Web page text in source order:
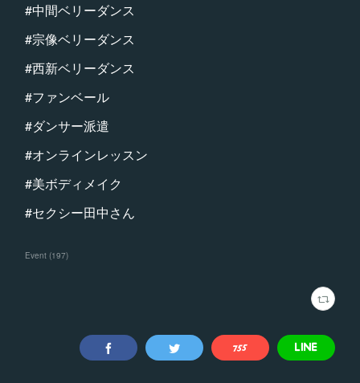
#中間ベリーダンス
#宗像ベリーダンス
#西新ベリーダンス
#ファンベール
#ダンサー派遣
#オンラインレッスン
#美ボディメイク
#セクシー田中さん
Event (197)